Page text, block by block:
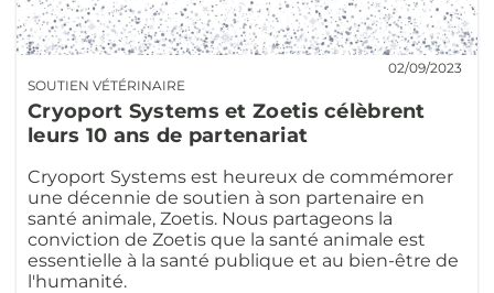
SOUTIEN VÉTÉRINAIRE
02/09/2023
Cryoport Systems et Zoetis célèbrent
leurs 10 ans de partenariat
Cryoport Systems est heureux de commémorer
une décennie de soutien à son partenaire en
santé animale, Zoetis. Nous partageons la
conviction de Zoetis que la santé animale est
essentielle à la santé publique et au bien-être de
l'humanité.